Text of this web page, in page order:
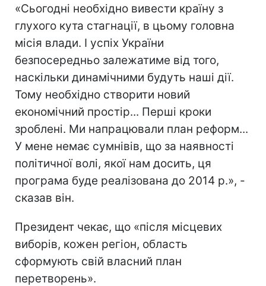
«Сьогодні необхідно вивести країну з
глухого кута стагнації, в цьому головна
місія влади. І успіх України
безпосередньо залежатиме від того,
наскільки динамічними будуть наші дії.
Тому необхідно створити новий
економічний простір... Перші кроки
зроблені. Ми напрацювали план реформ...
У мене немає сумнівів, що за наявності
політичної волі, якої нам досить, ця
програма буде реалізована до 2014 р.», -
сказав він.
Президент чекає, що «після місцевих
виборів, кожен регіон, область
сформують свій власний план
перетворень».